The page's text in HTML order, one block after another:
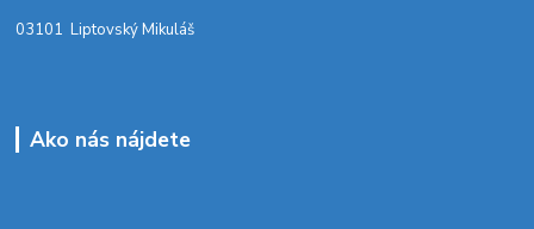
03101 Liptovský Mikuláš
Ako nás nájdete